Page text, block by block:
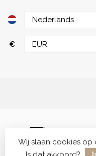
€
© Copyright 2026
Wij slaan cookies op